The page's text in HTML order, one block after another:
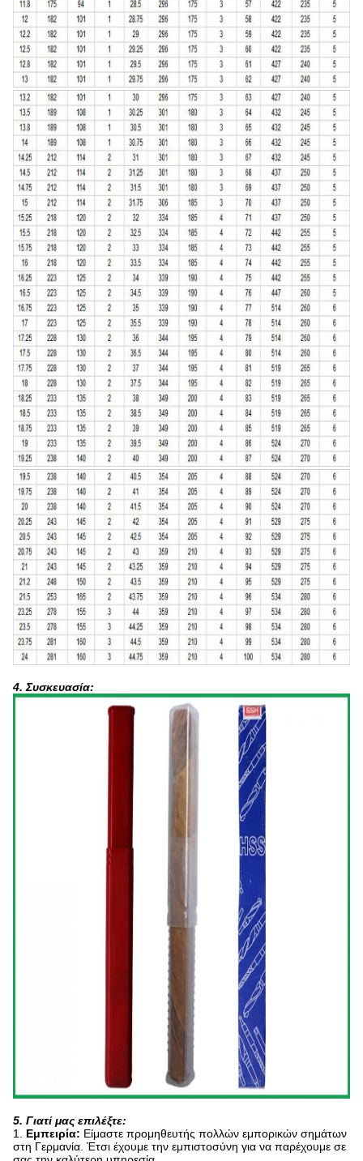
4. Συσκευασία:
5. Γιατί μας επιλέξτε:
1. Εμπειρία: Είμαστε προμηθευτής πολλών εμπορικών σημάτων
στη Γερμανία. Έτσι έχουμε την εμπιστοσύνη για να παρέχουμε σε